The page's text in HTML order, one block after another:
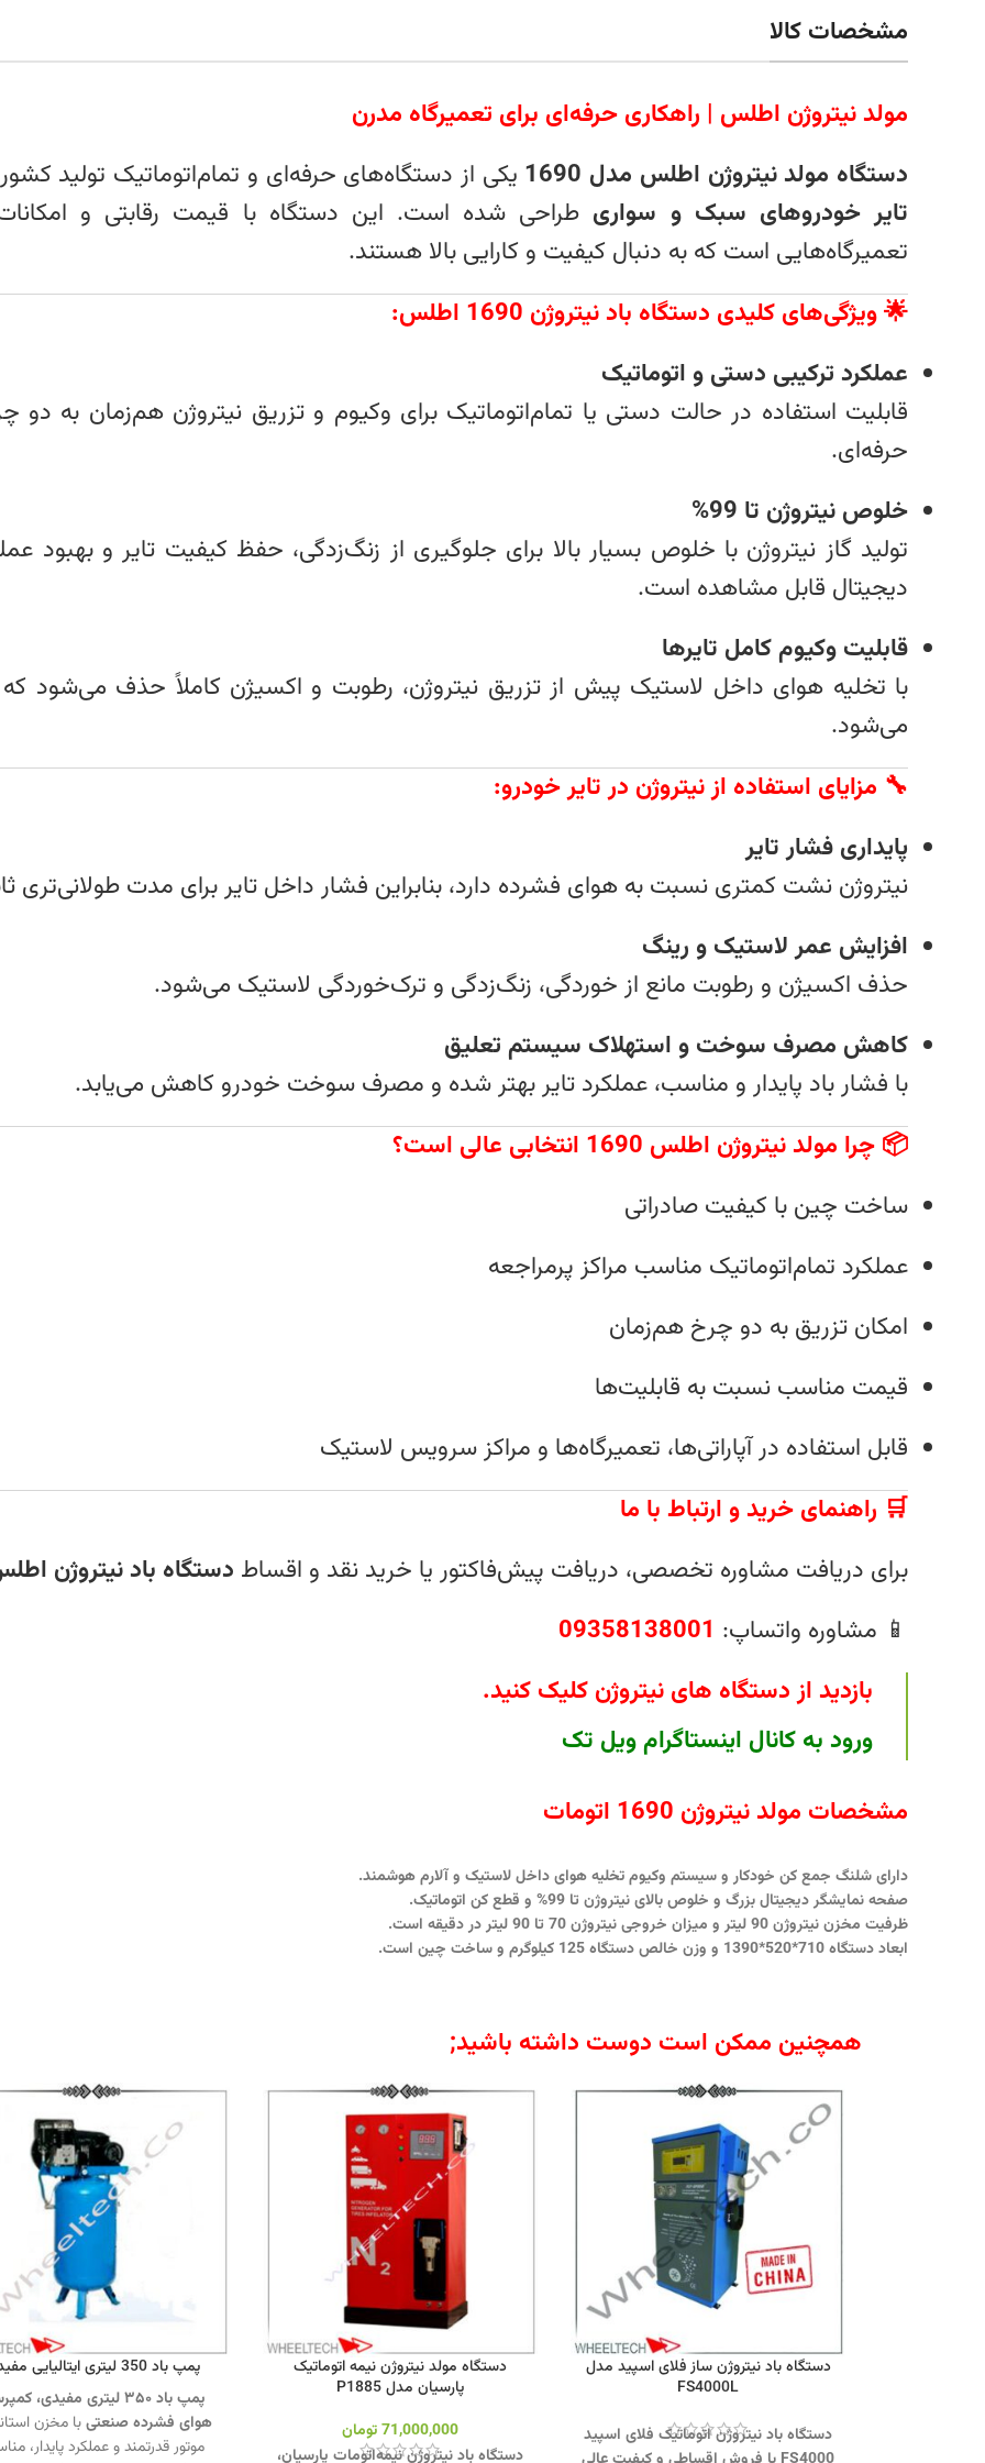
مشخصات کالا
مولد نیتروژن اطلس | راهکاری حرفه‌ای برای تعمیرگاه‌ مدرن
دستگاه مولد نیتروژن اطلس مدل 1690
یکی از دستگاه‌های حرفه‌ای و تمام‌اتوماتیک تولید
تایر خودروهای سبک و سواری طراحی شده است. این دستگاه با قیمت رقابتی و امکانات
تعمیرگاه‌هایی است که به دنبال کیفیت و کارایی بالا هستند.
🌟 ویژگی‌های کلیدی دستگاه باد نیتروژن 1690 اطلس:
عملکرد ترکیبی دستی و اتوماتیک
قابلیت استفاده در حالت دستی یا تمام‌اتوماتیک برای وکیوم و تزریق نیتروژن هم‌زمان به
حرفه‌ای.
خلوص نیتروژن تا 99%
تولید گاز نیتروژن با خلوص بسیار بالا برای جلوگیری از زنگ‌زدگی، حفظ کیفیت تایر و
دیجیتال قابل مشاهده است.
قابلیت وکیوم کامل تایرها
با تخلیه هوای داخل لاستیک پیش از تزریق نیتروژن، رطوبت و اکسیژن کاملاً حذف می‌شود
می‌شود.
🔧 مزایای استفاده از نیتروژن در تایر خودرو:
پایداری فشار تایر
نیتروژن نشت کمتری نسبت به هوای فشرده دارد، بنابراین فشار داخل تایر برای مدت طولانی‌تری
افزایش عمر لاستیک و رینگ
حذف اکسیژن و رطوبت مانع از خوردگی، زنگ‌زدگی و ترک‌خوردگی لاستیک می‌شود.
کاهش مصرف سوخت و استهلاک سیستم تعلیق
با فشار باد پایدار و مناسب، عملکرد تایر بهتر شده و مصرف سوخت خودرو کاهش می‌یابد.
📦 چرا مولد نیتروژن اطلس 1690 انتخابی عالی است؟
ساخت چین با کیفیت صادراتی
عملکرد تمام‌اتوماتیک مناسب مراکز پرمراجعه
امکان تزریق به دو چرخ هم‌زمان
قیمت مناسب نسبت به قابلیت‌ها
قابل استفاده در آپاراتی‌ها، تعمیرگاه‌ها و مراکز سرویس لاستیک
🛒 راهنمای خرید و ارتباط با ما
برای دریافت مشاوره تخصصی، دریافت پیش‌فاکتور یا خرید نقد و اقساط دستگاه باد نیتروژن اطلس
📱 مشاوره واتساپ: 09358138001
بازدید از دستگاه های نیتروژن کلیک کنید.
ورود به کانال اینستاگرام ویل تک
مشخصات مولد نیتروژن 1690 اتومات
دارای شلنگ جمع کن خودکار و سیستم وکیوم تخلیه هوای داخل لاستیک و آلارم هوشمند.
صفحه نمایشگر دیجیتال بزرگ و خلوص بالای نیتروژن تا 99% و قطع کن اتوماتیک.
ظرفیت مخزن نیتروژن 90 لیتر و میزان خروجی نیتروژن 70 تا 90 لیتر در دقیقه است.
ابعاد دستگاه 710*520*1390 و وزن خالص دستگاه 125 کیلوگرم و ساخت چین است.
همچنین ممکن است دوست داشته باشید;
دستگاه باد نیتروژن ساز فلای اسپید مدل
FS4000L
دستگاه باد نیتروژن اتوماتیک فلای اسپید
دستگاه مولد نیتروژن نیمه اتوماتیک
پارسیان مدل P1885
71,000,000تومان
دستگاه باد نیتروژن نیمه‌اتومات پارسیان،
پمپ باد 350 لیتری ایتالیایی مفیدی
پمپ باد ۳۵۰ لیتری مفیدی،
هوای فشرده صنعتیبا مخزن
موتور قدرتمند و عملکرد پایدار،